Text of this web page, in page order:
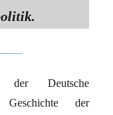
der Deutsche
der